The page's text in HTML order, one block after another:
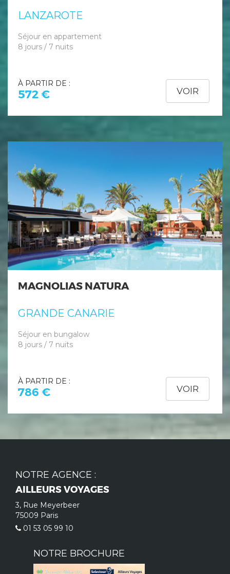
LANZAROTE
Séjour en appartement
8 jours / 7 nuits
À PARTIR DE :
572 € VOIR
MAGNOLIAS NATURA
GRANDE CANARIE
Séjour en bungalow
8 jours / 7 nuits
À PARTIR DE :
786 € VOIR
NOTRE AGENCE :
AILLEURS VOYAGES
3, Rue Meyerbeer
75009 Paris
01 53 05 99 10
NOTRE BROCHURE